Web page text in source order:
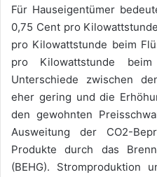
Für Hauseigentümer
0,75 Cent pro
pro Kilowattstunde beim
pro Kilowattstunde
Unterschiede zwischen
eher gering und die
den gewohnten
Ausweitung der CO2-
Produkte durch das
(BEHG). Stromproduktion